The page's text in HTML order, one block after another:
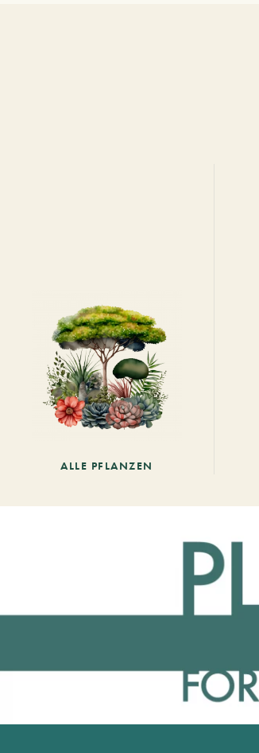
ALLE PFLANZEN